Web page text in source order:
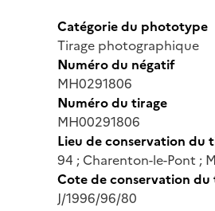
Catégorie du phototype
Tirage photographique
Numéro du négatif
MH0291806
Numéro du tirage
MH00291806
Lieu de conservation du
94 ; Charenton-le-Pont ;
Cote de conservation du
J/1996/96/80